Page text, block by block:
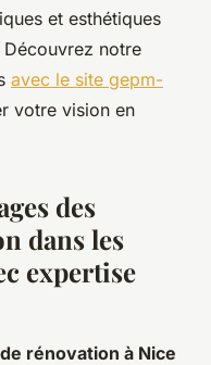
et esthétiques
notre
avec le site gepm-
votre vision en
des
dans les
expertise
rénovation à Nice